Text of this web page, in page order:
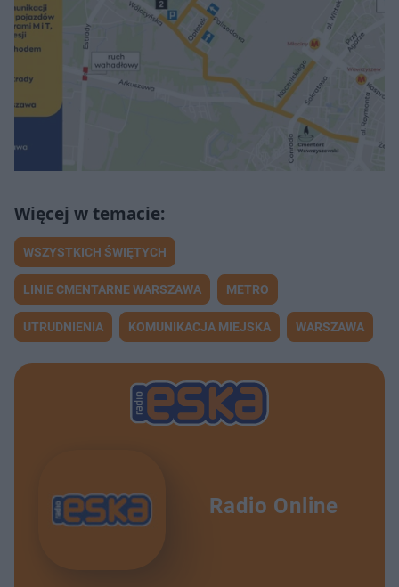
WSZYSTKICH ŚWIĘTYCH
LINIE CMENTARNE WARSZAWA METRO
UTRUDNIENIA KOMUNIKACJA MIEJSKA WARSZAWA
Radio Online